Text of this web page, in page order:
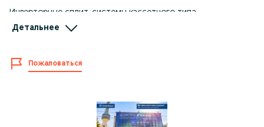
Инверторные сплит-системы кассетного типа,
помещениях большой площади и предполагающих большое
скопление людей: офисы, магазины, кафе и рестораны,
холлы различных учреждений.
сегодняшний день является более широкой в сравнении с
аналогами от других производителей, поскольку включает в
себя модель произ-водительностью 24 kBTU / 7.1кВт. Это
Детальнее
Пожаловаться